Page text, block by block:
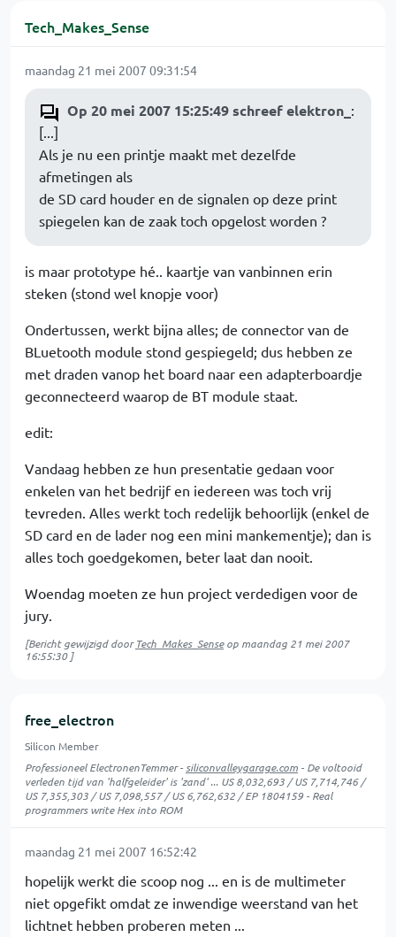
Tech_Makes_Sense
maandag 21 mei 2007 09:31:54
Op 20 mei 2007 15:25:49 schreef elektron_ :
[...]
Als je nu een printje maakt met dezelfde
afmetingen als
de SD card houder en de signalen op deze print
spiegelen kan de zaak toch opgelost worden ?
is maar prototype hé.. kaartje van vanbinnen erin
steken (stond wel knopje voor)
Ondertussen, werkt bijna alles; de connector van de
BLuetooth module stond gespiegeld; dus hebben ze
met draden vanop het board naar een adapterboardje
geconnecteerd waarop de BT module staat.
edit:
Vandaag hebben ze hun presentatie gedaan voor
enkelen van het bedrijf en iedereen was toch vrij
tevreden. Alles werkt toch redelijk behoorlijk (enkel de
SD card en de lader nog een mini mankementje); dan is
alles toch goedgekomen, beter laat dan nooit.
Woendag moeten ze hun project verdedigen voor de
jury.
[Bericht gewijzigd doorTech_Makes_Senseop maandag 21 mei 2007
16:55:30]
free_electron
Silicon Member
Professioneel ElectronenTemmer - siliconvalleygarage.com - De voltooid
verleden tijd van 'halfgeleider' is 'zand' ... US 8,032,693 / US 7,714,746 /
US 7,355,303 / US 7,098,557 / US 6,762,632 / EP 1804159 - Real
programmers write Hex into ROM
maandag 21 mei 2007 16:52:42
hopelijk werkt die scoop nog ... en is de multimeter
niet opgefikt omdat ze inwendige weerstand van het
lichtnet hebben proberen meten ...